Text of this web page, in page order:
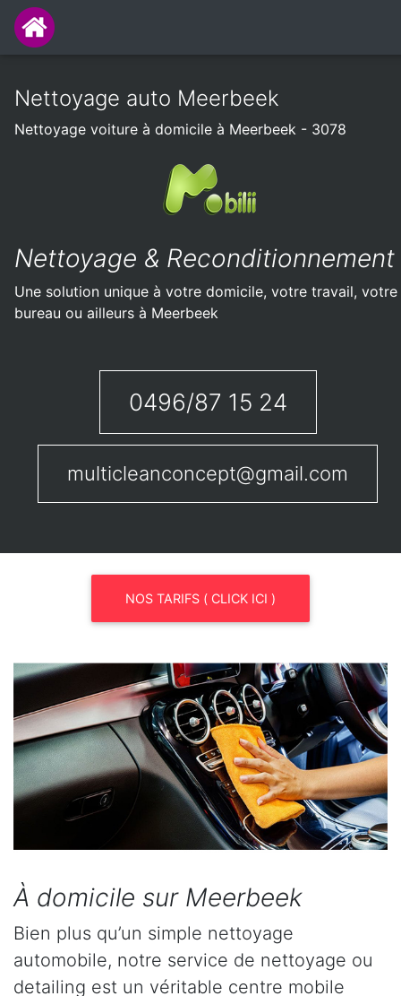
Nettoyage auto Meerbeek
Nettoyage voiture à domicile à Meerbeek - 3078
Nettoyage & Reconditionnement
Une solution unique à votre domicile, votre travail, votre
bureau ou ailleurs à Meerbeek
0496/87 15 24
multicleanconcept@gmail.com
NOS TARIFS ( CLICK ICI )
À domicile sur Meerbeek
Bien plus qu’un simple nettoyage
automobile, notre service de nettoyage ou
detailing est un véritable centre mobile